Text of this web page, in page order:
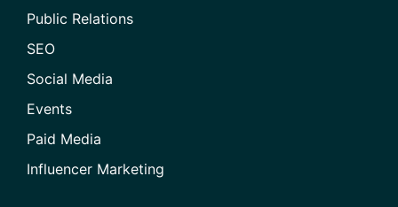
Public Relations
SEO
Social Media
Events
Paid Media
Influencer Marketing